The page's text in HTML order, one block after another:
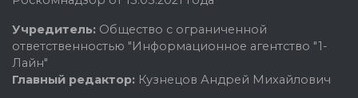
Учредитель: Общество с ограниченной
ответственностью "Информационное агентство "1-
Лайн"
Главный редактор: Кузнецов Андрей Михайлович